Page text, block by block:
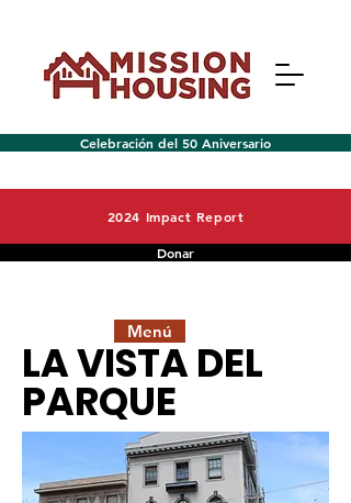
Celebración del 50 Aniversario
2024 Impact Report
Donar
Menú
LA VISTA DEL
PARQUE